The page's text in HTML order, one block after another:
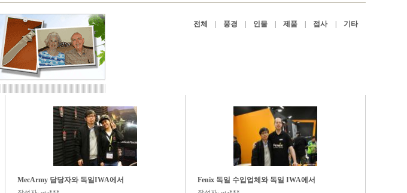
전체 풍경 인물 제품 접사 기타
MecArmy 담당자와 독일IWA에서 Fenix 독일 수입업체와 독일 IWA에서